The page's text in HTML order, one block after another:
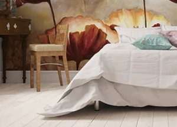
medyasını modda açın